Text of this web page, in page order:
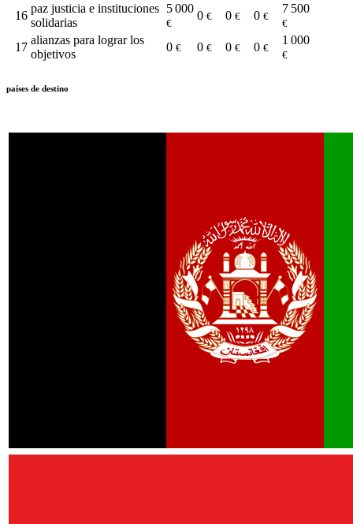
16
paz justicia e instituciones
solidarias
5 000
€
0 € 0 € 0 €
7 500
€
17
alianzas para lograr los
objetivos
0 € 0 € 0 € 0 €
1 000
€
países de destino